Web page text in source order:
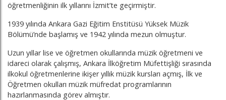
öğretmenliğinin ilk yıllarını İzmit’te geçirmiştir.
1939 yılında Ankara Gazi Eğitim Enstitüsü Yüksek Müzik
Bölümü’nde başlamış ve 1942 yılında mezun olmuştur.
Uzun yıllar lise ve öğretmen okullarında müzik öğretmeni ve
idareci olarak çalışmış, Ankara İlköğretim Müfettişliği sırasında
ilkokul öğretmenlerine ikişer yıllık müzik kursları açmış, İlk ve
Öğretmen okulları müzik müfredat programlarının
hazırlanmasında görev almıştır.